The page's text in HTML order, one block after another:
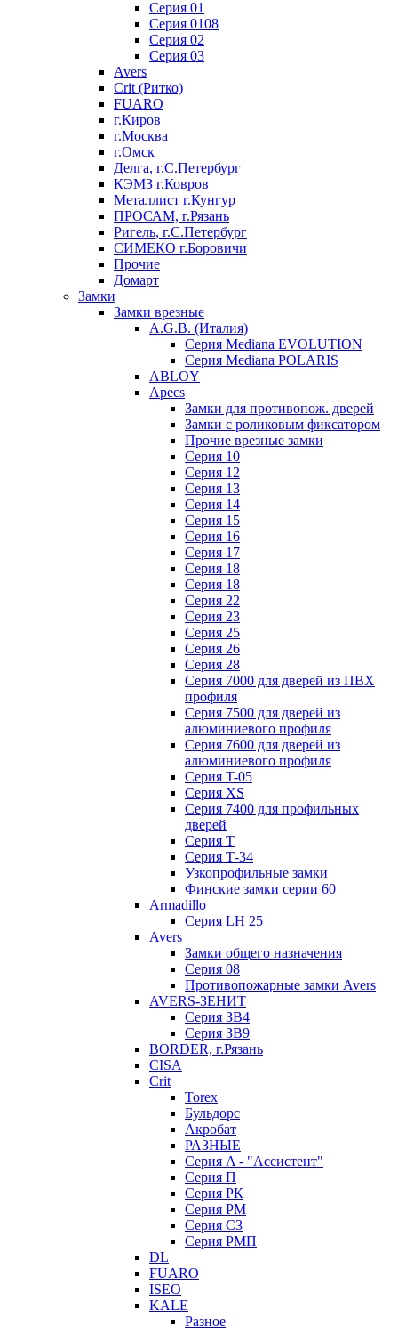
Серия 01
Серия 0108
Серия 02
Серия 03
Avers
Crit (Ритко)
FUARO
г.Киров
г.Москва
г.Омск
Делга, г.С.Петербург
КЭМЗ г.Ковров
Металлист г.Кунгур
ПРОСАМ, г.Рязань
Ригель, г.С.Петербург
СИМЕКО г.Боровичи
Прочие
Домарт
Замки
Замки врезные
A.G.B. (Италия)
Серия Mediana EVOLUTION
Серия Mediana POLARIS
ABLOY
Apecs
Замки для противопож. дверей
Замки с роликовым фиксатором
Прочие врезные замки
Серия 10
Серия 12
Серия 13
Серия 14
Серия 15
Серия 16
Серия 17
Серия 18
Серия 18
Серия 22
Серия 23
Серия 25
Серия 26
Серия 28
Серия 7000 для дверей из ПВХ
профиля
Серия 7500 для дверей из
алюминиевого профиля
Серия 7600 для дверей из
алюминиевого профиля
Серия T-05
Серия XS
Серия 7400 для профильных
дверей
Серия Т
Серия Т-34
Узкопрофильные замки
Финские замки серии 60
Armadillo
Серия LH 25
Avers
Замки общего назначения
Серия 08
Противопожарные замки Avers
AVERS-ЗЕНИТ
Серия ЗВ4
Серия ЗВ9
BORDER, г.Рязань
CISA
Crit
Torex
Бульдорс
Акробат
РАЗНЫЕ
Серия A - "Ассистент"
Серия П
Серия РК
Серия РМ
Серия С3
Серия РМП
DL
FUARO
ISEO
KALE
Разное